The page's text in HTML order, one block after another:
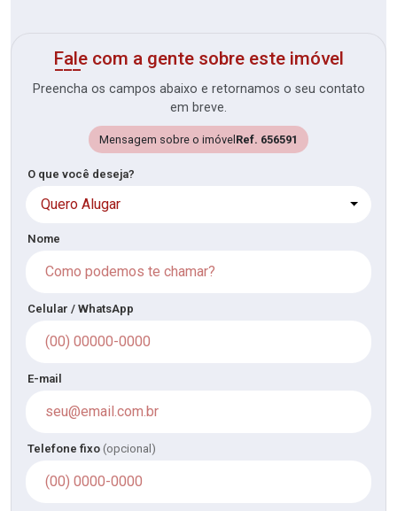
Fale com a gente sobre este imóvel
Preencha os campos abaixo e retornamos o seu contato
em breve.
Mensagem sobre o imóvel Ref. 656591
O que você deseja?
Quero Alugar
Nome
Celular / WhatsApp
E-mail
Telefone fixo (opcional)